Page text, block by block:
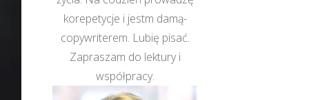
korepetycje i jestm damą-
copywriterem. Lubię pisać.
Zapraszam do lektury i
współpracy.